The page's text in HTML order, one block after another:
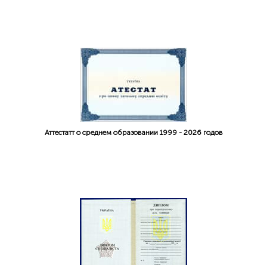
Аттестатт о среднем образовании 1999 - 2026 годов